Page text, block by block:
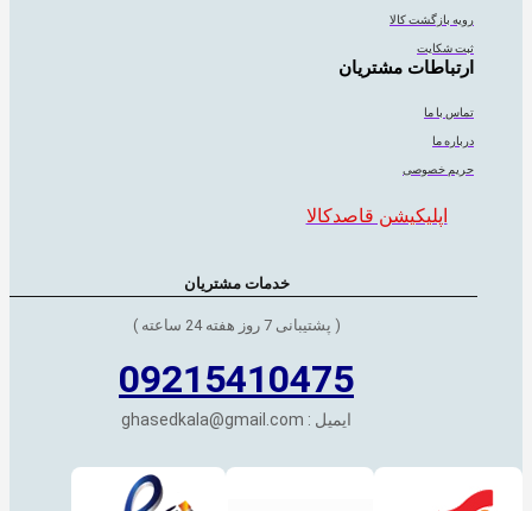
رویه بازگشت کالا
ثبت شکایت
ارتباطات مشتریان
تماس با ما
درباره ما
حریم خصوصی
اپلیکیشن قاصدکالا
خدمات مشتریان
( پشتیبانی 7 روز هفته 24 ساعته )
09215410475
ایمیل : ghasedkala@gmail.com